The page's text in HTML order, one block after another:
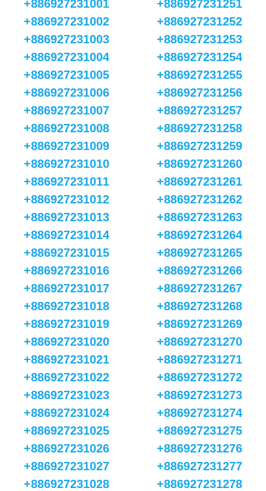
+886927231001
+886927231002
+886927231003
+886927231004
+886927231005
+886927231006
+886927231007
+886927231008
+886927231009
+886927231010
+886927231011
+886927231012
+886927231013
+886927231014
+886927231015
+886927231016
+886927231017
+886927231018
+886927231019
+886927231020
+886927231021
+886927231022
+886927231023
+886927231024
+886927231025
+886927231026
+886927231027
+886927231028
+886927231251
+886927231252
+886927231253
+886927231254
+886927231255
+886927231256
+886927231257
+886927231258
+886927231259
+886927231260
+886927231261
+886927231262
+886927231263
+886927231264
+886927231265
+886927231266
+886927231267
+886927231268
+886927231269
+886927231270
+886927231271
+886927231272
+886927231273
+886927231274
+886927231275
+886927231276
+886927231277
+886927231278